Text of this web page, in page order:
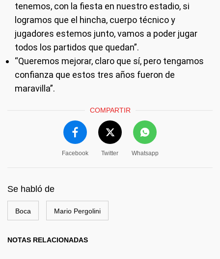
tenemos, con la fiesta en nuestro estadio, si
logramos que el hincha, cuerpo técnico y
jugadores estemos junto, vamos a poder jugar
todos los partidos que quedan”.
“Queremos mejorar, claro que sí, pero tengamos
confianza que estos tres años fueron de
maravilla”.
COMPARTIR
Facebook Twitter Whatsapp
Se habló de
Boca Mario Pergolini
NOTAS RELACIONADAS